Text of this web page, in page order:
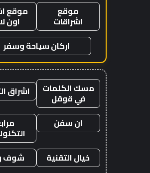
موقع
اشراقات
موقع
اون
اركان سياحة وسفر
مسك الكلمات
في قوقل اشراق
ان سفن
خيال التقنية
شوف